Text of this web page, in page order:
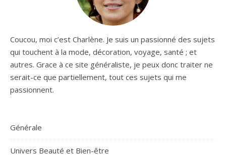
Coucou, moi c’est Charlène. Je suis un passionné des sujets
qui touchent à la mode, décoration, voyage, santé ; et
autres. Grace à ce site généraliste, je peux donc traiter ne
serait-ce que partiellement, tout ces sujets qui me
passionnent.
Générale
Univers Beauté et Bien-être